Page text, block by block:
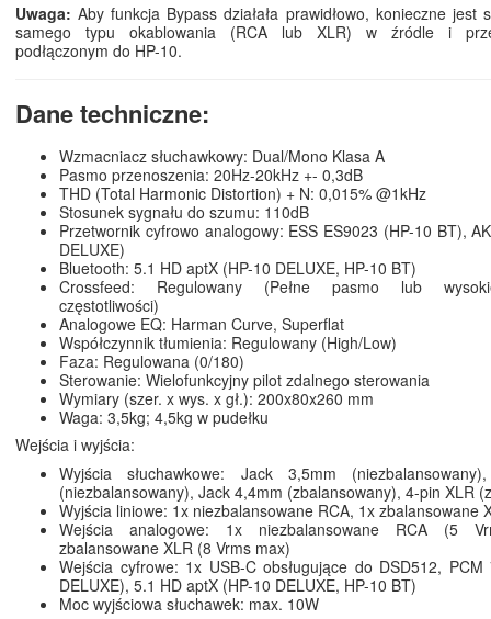
Uwaga: Aby funkcja Bypass działała prawidłowo, konieczne jest
samego typu okablowania (RCA lub XLR) w źródle i
podłączonym do HP-10.
Dane techniczne:
Wzmacniacz słuchawkowy: Dual/Mono Klasa A
Pasmo przenoszenia: 20Hz-20kHz +- 0,3dB
THD (Total Harmonic Distortion) + N: 0,015% @1kHz
Stosunek sygnału do szumu: 110dB
Przetwornik cyfrowo analogowy: ESS ES9023 (HP-10 BT),
DELUXE)
Bluetooth: 5.1 HD aptX (HP-10 DELUXE, HP-10 BT)
Crossfeed: Regulowany (Pełne pasmo lub
częstotliwości)
Analogowe EQ: Harman Curve, Superflat
Współczynnik tłumienia: Regulowany (High/Low)
Faza: Regulowana (0/180)
Sterowanie: Wielofunkcyjny pilot zdalnego sterowania
Wymiary (szer. x wys. x gł.): 200x80x260 mm
Waga: 3,5kg; 4,5kg w pudełku
Wejścia i wyjścia:
Wyjścia słuchawkowe: Jack 3,5mm
(niezbalansowany), Jack 4,4mm (zbalansowany), 4-pin XLR
Wyjścia liniowe: 1x niezbalansowane RCA, 1x zbalansowane
Wejścia analogowe: 1x niezbalansowane RCA (5
zbalansowane XLR (8 Vrms max)
Wejścia cyfrowe: 1x USB-C obsługujące do DSD512, PCM
DELUXE), 5.1 HD aptX (HP-10 DELUXE, HP-10 BT)
Moc wyjściowa słuchawek: max. 10W